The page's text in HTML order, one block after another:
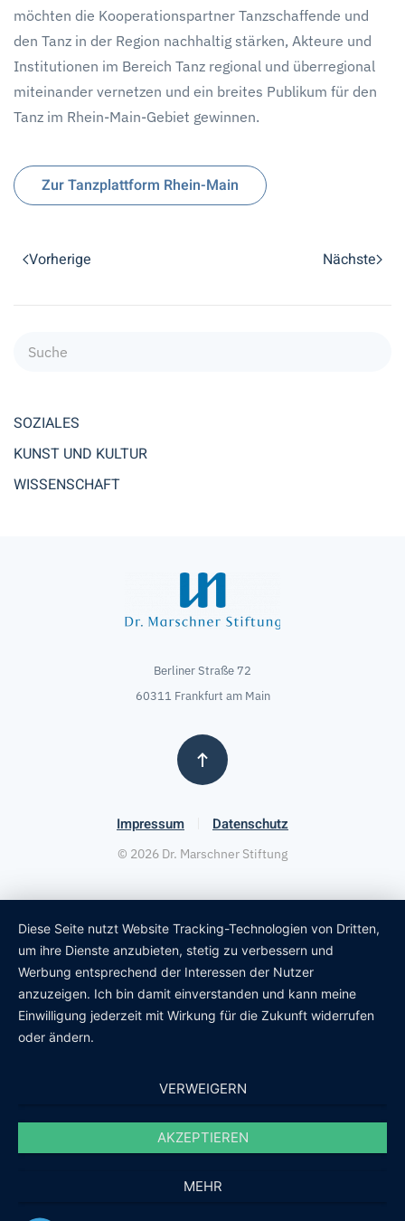
möchten die Kooperationspartner Tanzschaffende und
den Tanz in der Region nachhaltig stärken, Akteure und
Institutionen im Bereich Tanz regional und überregional
miteinander vernetzen und ein breites Publikum für den
Tanz im Rhein-Main-Gebiet gewinnen.
Zur Tanzplattform Rhein-Main
Vorherige Nächste
SOZIALES
KUNST UND KULTUR
WISSENSCHAFT
Berliner Straße 72
60311 Frankfurt am Main
Impressum Datenschutz
© 2026 Dr. Marschner Stiftung
Diese Seite nutzt Website Tracking-Technologien von Dritten,
um ihre Dienste anzubieten, stetig zu verbessern und
Werbung entsprechend der Interessen der Nutzer
anzuzeigen. Ich bin damit einverstanden und kann meine
Einwilligung jederzeit mit Wirkung für die Zukunft widerrufen
oder ändern.
VERWEIGERN
AKZEPTIEREN
MEHR